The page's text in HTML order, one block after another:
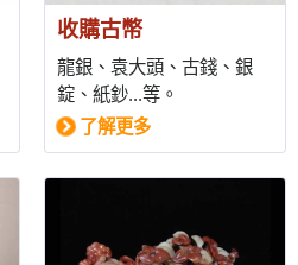
收購古幣
龍銀、袁大頭、古錢、銀
錠、紙鈔...等。
了解更多